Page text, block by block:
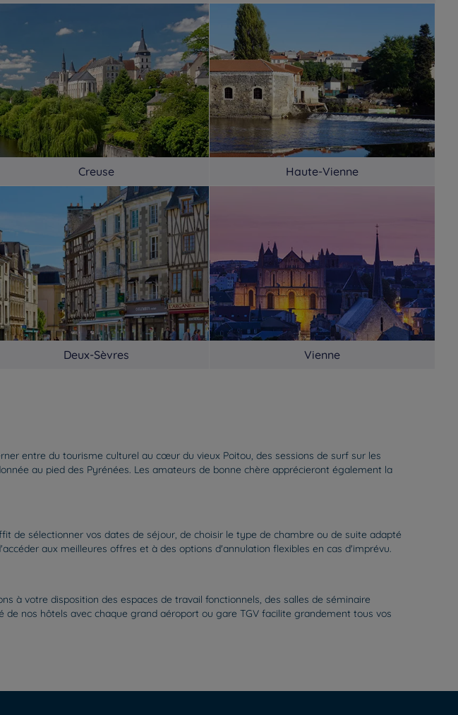
Creuse Haute-Vienne
Deux-Sèvres Vienne
entre du tourisme culturel au cœur du vieux Poitou, des sessions de surf sur les
au pied des Pyrénées. Les amateurs de bonne chère apprécieront également la
de sélectionner vos dates de séjour, de choisir le type de chambre ou de suite adapté
aux meilleures offres et à des options d'annulation flexibles en cas d'imprévu.
à votre disposition des espaces de travail fonctionnels, des salles de séminaire
nos hôtels avec chaque grand aéroport ou gare TGV facilite grandement tous vos